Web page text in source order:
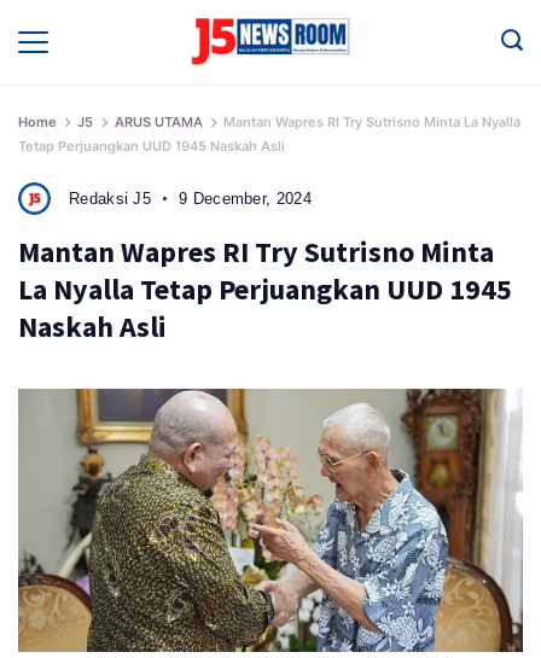
Home J5 ARUS UTAMA
Mantan Wapres RI Try Sutrisno Minta La Nyalla
Tetap Perjuangkan UUD 1945 Naskah Asli
Redaksi J5 9 December, 2024
Mantan Wapres RI Try Sutrisno Minta
La Nyalla Tetap Perjuangkan UUD 1945
Naskah Asli